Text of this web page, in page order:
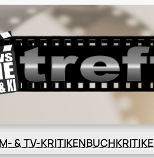
& TV-KRITIKEN